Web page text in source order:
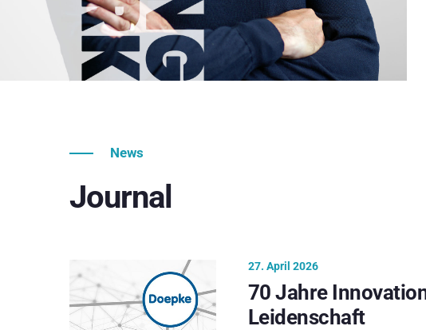
News
Journal
27. April 2026
70 Jahre
Leidenschaft